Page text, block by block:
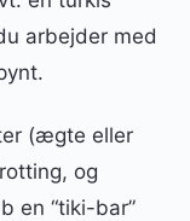
arbejder med
(ægte eller
og
en “tiki-bar”